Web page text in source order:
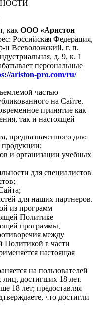
как ООО «Аристон
Российская Федерация,
н Всеволожский, г. п.
д. 9, к. 1
персональные
ariston-pro.com/ru/
частью
на Сайте.
принятие как
так и настоящей
предназначенного для:
и организации учебных
для специалистов
для наших партнеров.
из программ
Политике
программы,
между
Политикой в части
настоящая
на пользователей
достигших 18 лет.
18 лет; предоставляя
что достигли